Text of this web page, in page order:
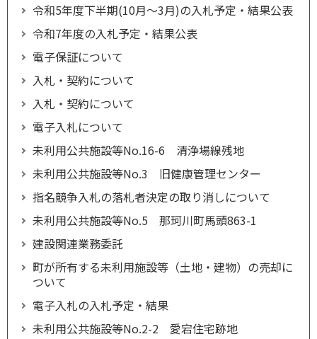
令和5年度下半期(10月～3月)の入札予定・結果公表
令和7年度の入札予定・結果公表
電子保証について
入札・契約について
入札・契約について
電子入札について
未利用公共施設等No.16-6 清浄場線残地
未利用公共施設等No.3 旧健康管理センター
指名競争入札の落札者決定の取り消しについて
未利用公共施設等No.5 那珂川町馬頭863-1
建設関連業務委託
町が所有する未利用施設等（土地・建物）の売却に
ついて
電子入札の入札予定・結果
未利用公共施設等No.2-2 愛宕住宅跡地